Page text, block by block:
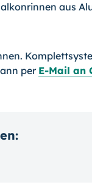
aus
per E-Mail an